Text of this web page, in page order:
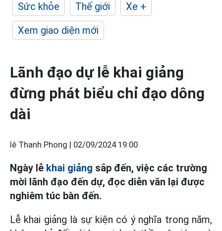
Sức khỏe
Thế giới
Xe +
Xem giao diện mới
Lãnh đạo dự lễ khai giảng
đừng phát biểu chỉ đạo dông
dài
lê Thanh Phong | 02/09/2024 19:00
Ngày lễ khai giảng sắp đến, việc các trường
mời lãnh đạo đến dự, đọc diễn văn lại được
nghiêm túc bàn đến.
Lễ khai giảng là sự kiện có ý nghĩa trong năm,